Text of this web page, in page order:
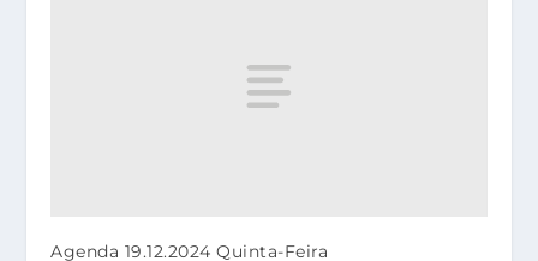
Agenda 19.12.2024 Quinta-Feira